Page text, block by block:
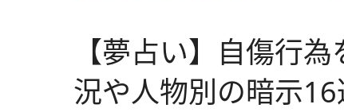
【夢占い】自傷行
況や人物別の暗示16